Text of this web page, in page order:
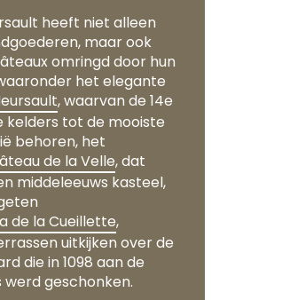
heeft niet alleen
maar ook
omringd door hun
het elegante
, waarvan de 14e
kelders tot de mooiste
behoren, het
de la Velle, dat
middeleeuws kasteel,
de la Cueillette,
uitkijken over de
die in 1098 aan de
geschonken.